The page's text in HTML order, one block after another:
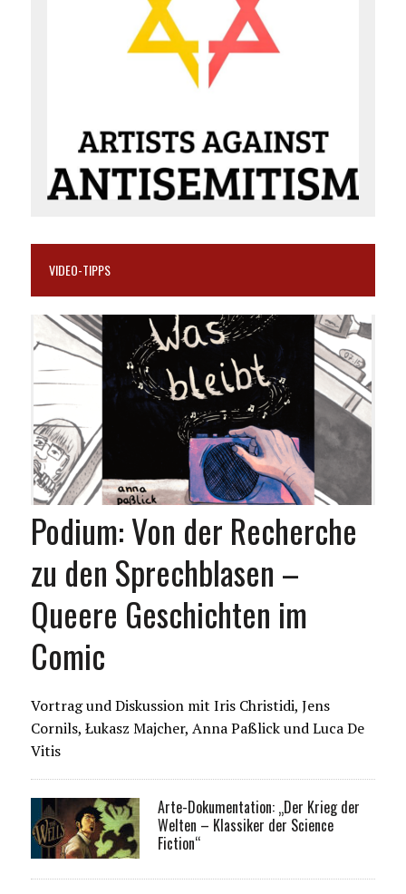
VIDEO-TIPPS
Podium: Von der Recherche
zu den Sprechblasen –
Queere Geschichten im
Comic
Vortrag und Diskussion mit Iris Christidi, Jens
Cornils, Łukasz Majcher, Anna Paßlick und Luca De
Vitis
Arte-Dokumentation: „Der Krieg der
Welten – Klassiker der Science
Fiction“